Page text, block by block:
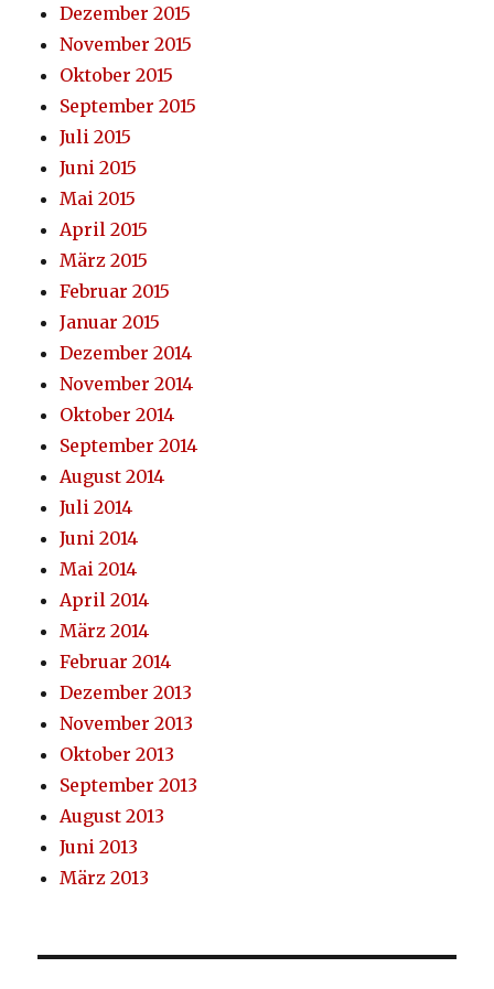
Dezember 2015
November 2015
Oktober 2015
September 2015
Juli 2015
Juni 2015
Mai 2015
April 2015
März 2015
Februar 2015
Januar 2015
Dezember 2014
November 2014
Oktober 2014
September 2014
August 2014
Juli 2014
Juni 2014
Mai 2014
April 2014
März 2014
Februar 2014
Dezember 2013
November 2013
Oktober 2013
September 2013
August 2013
Juni 2013
März 2013